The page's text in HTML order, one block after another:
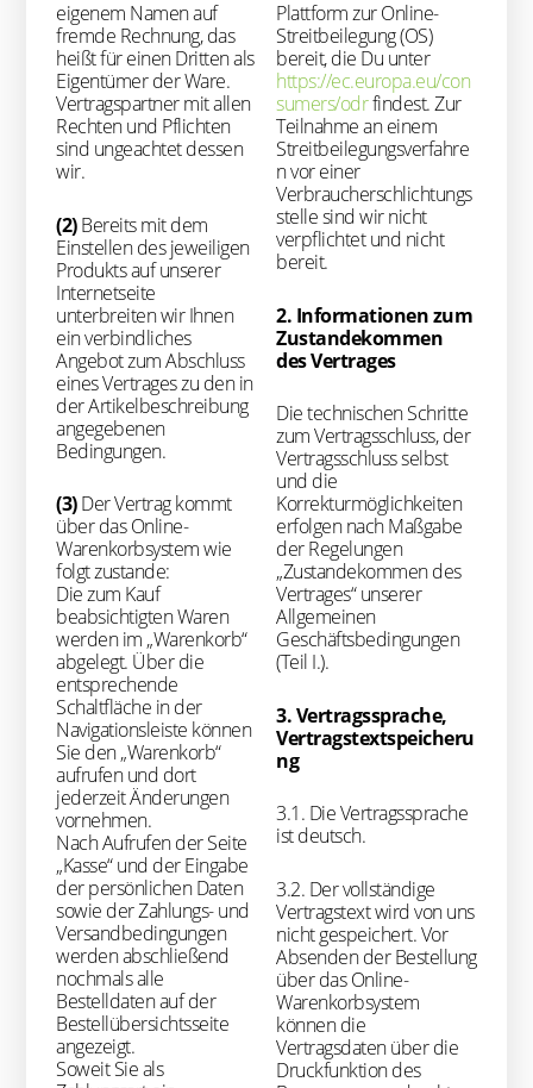
eigenem Namen auf
fremde Rechnung, das
heißt für einen Dritten als
Eigentümer der Ware.
Vertragspartner mit allen
Rechten und Pflichten
sind ungeachtet dessen
wir.
(2)Bereits mit dem
Einstellen des jeweiligen
Produkts auf unserer
Internetseite
unterbreiten wir Ihnen
ein verbindliches
Angebot zum Abschluss
eines Vertrages zu den in
der Artikelbeschreibung
angegebenen
Bedingungen.
(3)Der Vertrag kommt
über das Online-
Warenkorbsystem wie
folgt zustande:
Die zum Kauf
beabsichtigten Waren
werden im „Warenkorb“
abgelegt. Über die
entsprechende
Schaltfläche in der
Navigationsleiste können
Sie den „Warenkorb“
aufrufen und dort
jederzeit Änderungen
vornehmen.
Nach Aufrufen der Seite
„Kasse“ und der Eingabe
der persönlichen Daten
sowie der Zahlungs- und
Versandbedingungen
werden abschließend
nochmals alle
Bestelldaten auf der
Bestellübersichtsseite
angezeigt.
Soweit Sie als
Plattform zur Online-
Streitbeilegung (OS)
bereit, die Du unter
https://ec.europa.eu/con
sumers/odrfindest. Zur
Teilnahme an einem
Streitbeilegungsverfahre
n vor einer
Verbraucherschlichtungs
stelle sind wir nicht
verpflichtet und nicht
bereit.
2. Informationen zum
Zustandekommen
des Vertrages
Die technischen Schritte
zum Vertragsschluss, der
Vertragsschluss selbst
und die
Korrekturmöglichkeiten
erfolgen nach Maßgabe
der Regelungen
„Zustandekommen des
Vertrages“ unserer
Allgemeinen
Geschäftsbedingungen
(Teil I.).
3. Vertragssprache,
Vertragstextspeicheru
ng
3.1. Die Vertragssprache
ist deutsch.
3.2. Der vollständige
Vertragstext wird von uns
nicht gespeichert. Vor
Absenden der Bestellung
über das Online-
Warenkorbsystem
können die
Vertragsdaten über die
Druckfunktion des